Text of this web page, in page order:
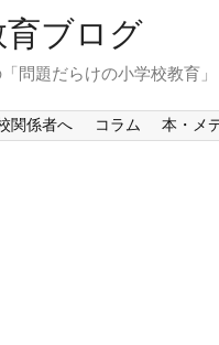
育ブログ
問題だらけの小学校教育」
関係者へ コラム 本・メ